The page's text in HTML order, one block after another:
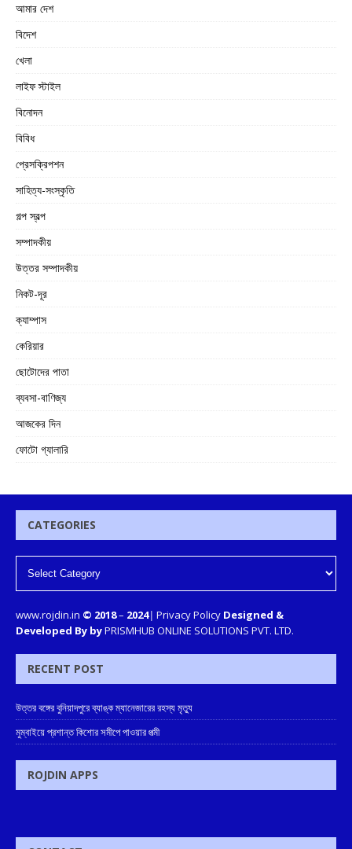
আমার দেশ
বিদেশ
খেলা
লাইফ স্টাইল
বিনোদন
বিবিধ
প্রেসক্রিপশন
সাহিত্য-সংস্কৃতি
গল্প স্বল্প
সম্পাদকীয়
উত্তর সম্পাদকীয়
নিকট-দূর
ক্যাম্পাস
কেরিয়ার
ছোটোদের পাতা
ব্যবসা-বাণিজ্য
আজকের দিন
ফোটো গ্যালারি
CATEGORIES
www.rojdin.in © 2018– 2024| Privacy Policy Designed &
Developed By byPRISMHUB ONLINE SOLUTIONS PVT. LTD.
RECENT POST
উত্তর বঙ্গের বুনিয়াদপুরে ব্যাঙ্ক ম্যানেজারের রহস্য মৃত্যু
মুম্বাইয়ে প্রশান্ত কিশোর সমীপে পাওয়ার পত্মী
ROJDIN APPS